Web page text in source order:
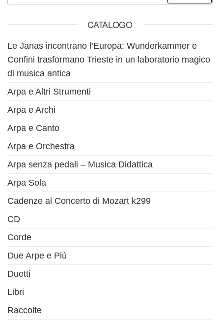
CATALOGO
Le Janas incontrano l’Europa: Wunderkammer e
Confini trasformano Trieste in un laboratorio magico
di musica antica
Arpa e Altri Strumenti
Arpa e Archi
Arpa e Canto
Arpa e Orchestra
Arpa senza pedali – Musica Didattica
Arpa Sola
Cadenze al Concerto di Mozart k299
CD
Corde
Due Arpe e Più
Duetti
Libri
Raccolte